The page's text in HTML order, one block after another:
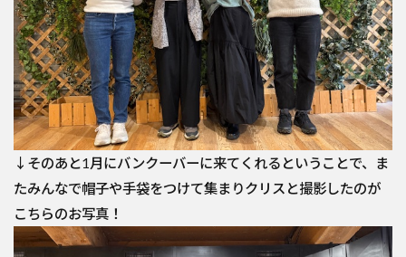
↓そのあと1月にバンクーバーに来てくれるということで、ま
たみんなで帽子や手袋をつけて集まりクリスと撮影したのが
こちらのお写真！